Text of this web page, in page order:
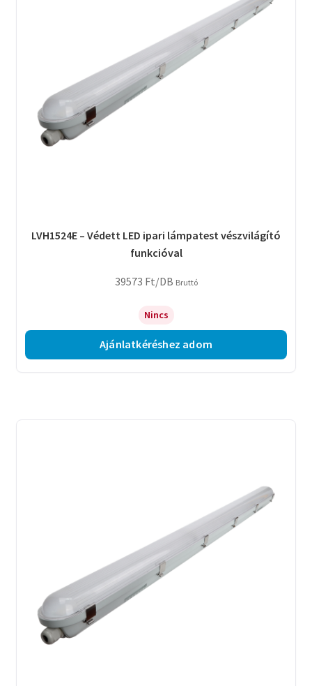
LVH1524E – Védett LED ipari lámpatest vészvilágító
funkcióval
39573 Ft/DB Bruttó
Nincs
Ajánlatkéréshez adom